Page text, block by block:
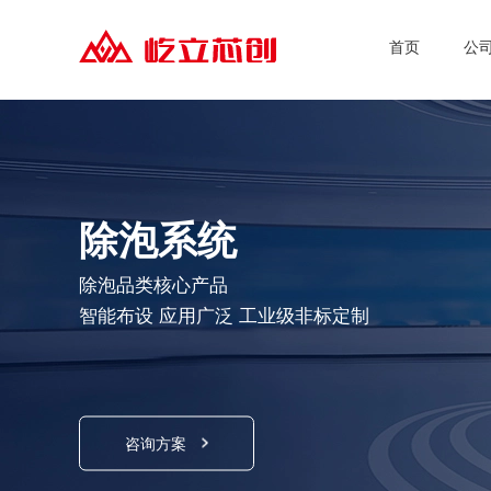
首页 公
除泡系统
除泡品类核心产品
智能布设 应用广泛 工业级非标定制
咨询方案